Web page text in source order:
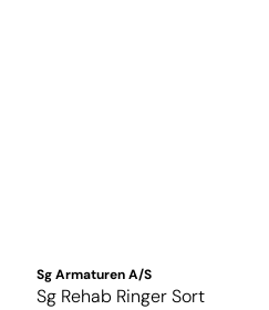
Sg Armaturen A/S
Sg Rehab Ringer Sort